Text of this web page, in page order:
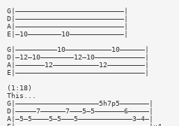
G|——————————————————————————|
D|——————————————————————————|
A|——————————————————————————|
E|—10————————10—————————————|
G|——————————10———————————10——————|
D|—12—10————————12—10————————————|
A|———————12———————————12—————————|
E|———————————————————————————————|
(1:18)
This...
G|————————————————————5h7p5———————|
D|—————7——————7———5—5———————6—————|
A|—5—5————5—5———5—————————————3—4—|